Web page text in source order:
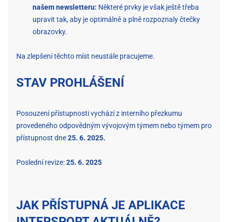
našem newsletteru: Některé prvky je však ještě třeba
upravit tak, aby je optimálně a plně rozpoznaly čtečky
obrazovky.
Na zlepšení těchto míst neustále pracujeme.
STAV PROHLÁŠENÍ
Posouzení přístupnosti vychází z interního přezkumu
provedeného odpovědným vývojovým týmem nebo týmem pro
přístupnost dne25. 6. 2025.
Poslední revize:25. 6. 2025
JAK PŘÍSTUPNÁ JE APLIKACE